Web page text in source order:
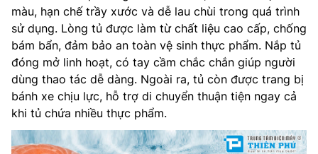
màu, hạn chế trầy xước và dễ lau chùi trong quá trình
sử dụng. Lòng tủ được làm từ chất liệu cao cấp, chống
bám bẩn, đảm bảo an toàn vệ sinh thực phẩm. Nắp tủ
đóng mở linh hoạt, có tay cầm chắc chắn giúp người
dùng thao tác dễ dàng. Ngoài ra, tủ còn được trang bị
bánh xe chịu lực, hỗ trợ di chuyển thuận tiện ngay cả
khi tủ chứa nhiều thực phẩm.